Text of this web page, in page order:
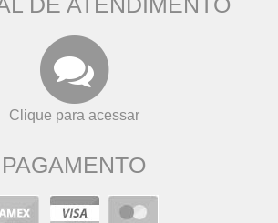
Clique para acessar
PAGAMENTO